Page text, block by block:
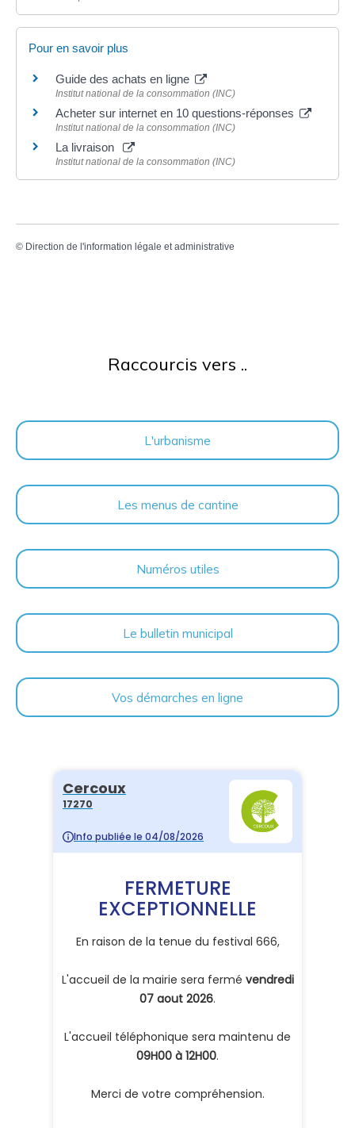
Pour en savoir plus
Guide des achats en ligne
Institut national de la consommation (INC)
Acheter sur internet en 10 questions-réponses
Institut national de la consommation (INC)
La livraison
Institut national de la consommation (INC)
© Direction de l'information légale et administrative
Raccourcis vers ..
L'urbanisme
Les menus de cantine
Numéros utiles
Le bulletin municipal
Vos démarches en ligne